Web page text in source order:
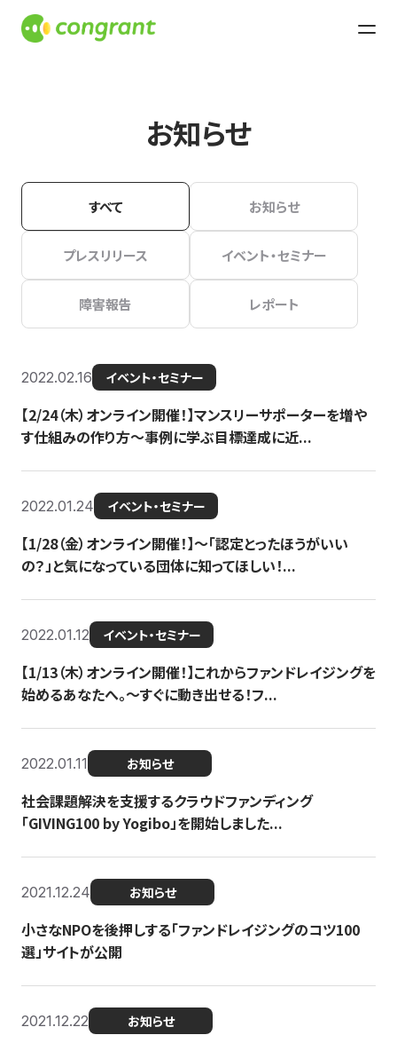
お知らせ
すべて お知らせ
プレスリリース イベント・セミナー
障害報告 レポート
2022.02.16 イベント・セミナー
【2/24（木）オンライン開催！】マンスリーサポーターを増や
す仕組みの作り方〜事例に学ぶ目標達成に近...
2022.01.24 イベント・セミナー
【1/28（金）オンライン開催！】〜「認定とったほうがいい
の？」と気になっている団体に知ってほしい！...
2022.01.12 イベント・セミナー
【1/13（木）オンライン開催！】これからファンドレイジングを
始めるあなたへ。〜すぐに動き出せる！フ...
2022.01.11 お知らせ
社会課題解決を支援するクラウドファンディング
「GIVING100 by Yogibo」を開始しました...
2021.12.24 お知らせ
小さなNPOを後押しする「ファンドレイジングのコツ100
選」サイトが公開
2021.12.22 お知らせ